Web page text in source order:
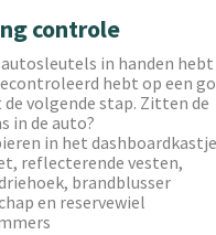
controle
autosleutels in handen hebt
hebt op een
volgende stap. Zitten de
in de auto?
in het dashboardkastje
reflecterende vesten,
brandblusser
en reservewiel